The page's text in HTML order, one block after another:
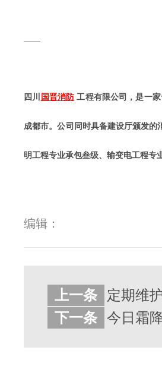
——
四川 国晋消防 工程有限公司，是一
成都市。公司同时具备建设厅颁发的
明工程专业承包叁级、输变电工程专
编辑：
上一条
下一条
今日霜